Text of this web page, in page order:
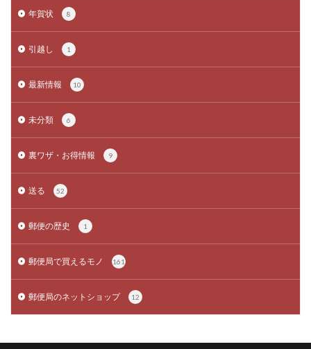
年賀状 8
引越し 1
最新情報 10
未分類 6
裏ワザ・お得情報 9
送る 52
郵便の歴史 1
郵便局で買えるモノ 161
郵便局のネットショップ 12